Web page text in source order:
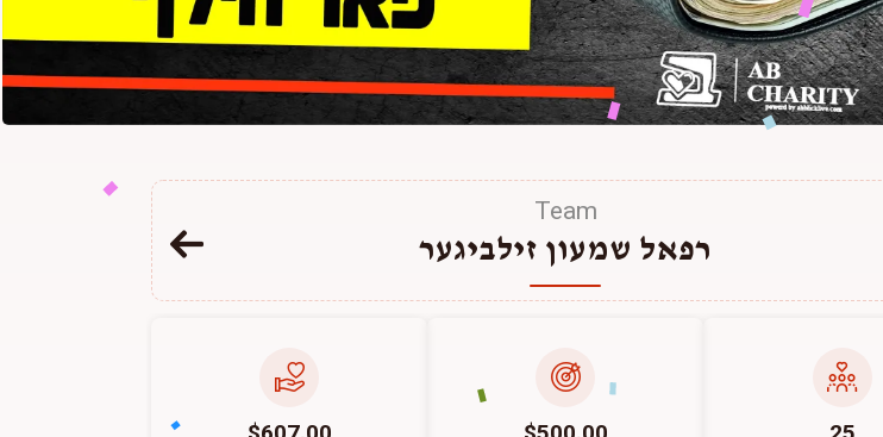
Team
רפאל שמעון זילביגער